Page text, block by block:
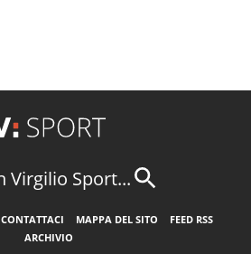
Virgilio Sport...
CONTATTACI MAPPA DEL SITO
FEED RSS
ARCHIVIO